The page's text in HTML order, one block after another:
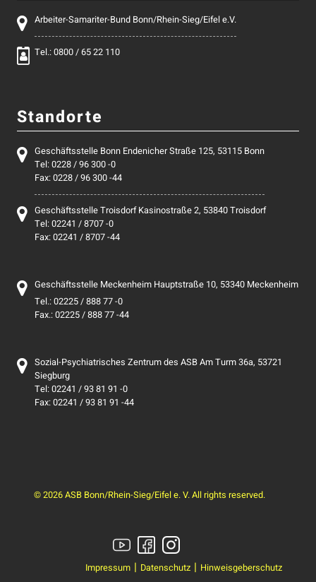
Arbeiter-Samariter-Bund Bonn/Rhein-Sieg/Eifel e.V.
Tel.: 0800 / 65 22 110
Standorte
Geschäftsstelle Bonn Endenicher Straße 125, 53115 Bonn
Tel: 0228 / 96 300 -0
Fax: 0228 / 96 300 -44
Geschäftsstelle Troisdorf Kasinostraße 2, 53840 Troisdorf
Tel: 02241 / 8707 -0
Fax: 02241 / 8707 -44
Geschäftsstelle Meckenheim Hauptstraße 10, 53340 Meckenheim
Tel.: 02225 / 888 77 -0
Fax.: 02225 / 888 77 -44
Sozial-Psychiatrisches Zentrum des ASB Am Turm 36a, 53721
Siegburg
Tel: 02241 / 93 81 91 -0
Fax: 02241 / 93 81 91 -44
© 2026 ASB Bonn/Rhein-Sieg/Eifel e. V. All rights reserved.
Impressum Datenschutz Hinweisgeberschutz